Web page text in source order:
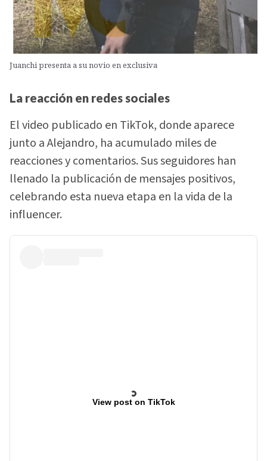
Juanchi presenta a su novio en exclusiva
La reacción en redes sociales
El video publicado en TikTok, donde aparece
junto a Alejandro, ha acumulado miles de
reacciones y comentarios. Sus seguidores han
llenado la publicación de mensajes positivos,
celebrando esta nueva etapa en la vida de la
influencer.
View post on TikTok